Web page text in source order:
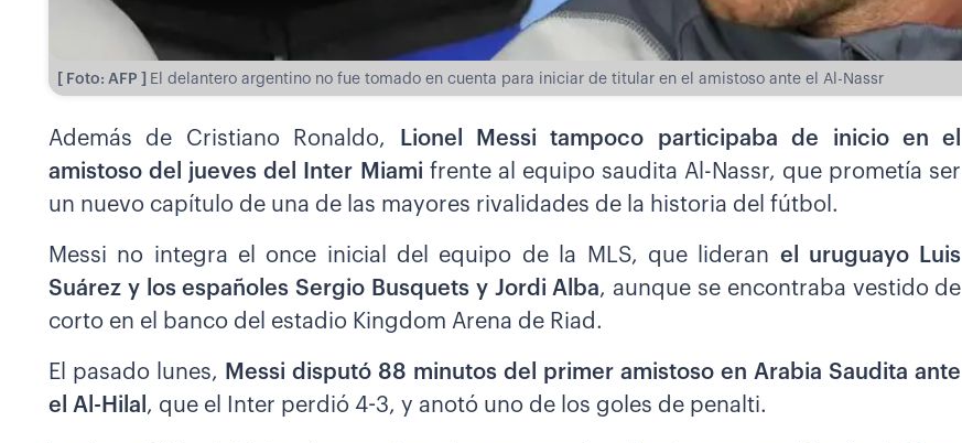
[ Foto: AFP ] El delantero argentino no fue tomado en cuenta para iniciar de titular en el amistoso ante el Al-Nassr
Además de Cristiano Ronaldo,
Lionel Messi tampoco participaba de inicio en el
amistoso del jueves del Inter Miami frente al equipo saudita Al-Nassr, que prometía ser
un nuevo capítulo de una de las mayores rivalidades de la historia del fútbol.
Messi no integra el once inicial del equipo de la MLS, que lideran el uruguayo Luis
Suárez y los españoles Sergio Busquets y Jordi Alba, aunque se encontraba vestido de
corto en el banco del estadio Kingdom Arena de Riad.
El pasado lunes, Messi disputó 88 minutos del primer amistoso en Arabia Saudita ante
el Al-Hilal , que el Inter perdió 4-3, y anotó uno de los goles de penalti.